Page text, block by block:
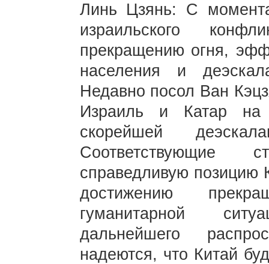
Линь Цзянь: С
израильского
прекращению огня,
населения и
Недавно посол Ван
Израиль и Катар
скорейшей
Соответствующие
справедливую позицию
достижению
гуманитарной
дальнейшего
надеются, что Китай